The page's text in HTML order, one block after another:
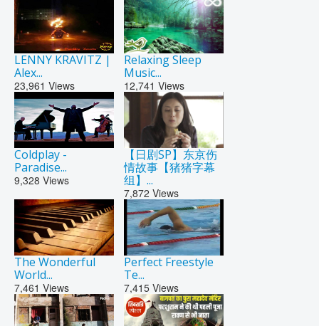
LENNY KRAVITZ |
Alex...
23,961 Views
Relaxing Sleep
Music...
12,741 Views
Coldplay -
Paradise...
9,328 Views
【日剧SP】东京伤
情故事【猪猪字幕
组】...
7,872 Views
The Wonderful
World...
7,461 Views
Perfect Freestyle
Te...
7,415 Views